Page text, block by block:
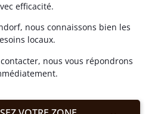
efficacité.
nous connaissons bien les
locaux.
nous vous répondrons